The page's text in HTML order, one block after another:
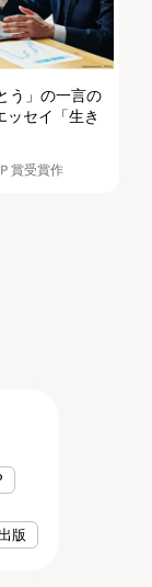
う」の一言の
ッセイ「生き
賞受賞作
版